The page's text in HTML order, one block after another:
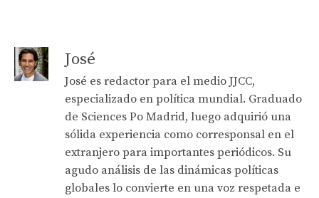
José
José es redactor para el medio JJCC,
especializado en política mundial. Graduado
de Sciences Po Madrid, luego adquirió una
sólida experiencia como corresponsal en el
extranjero para importantes periódicos. Su
agudo análisis de las dinámicas políticas
globales lo convierte en una voz respetada e